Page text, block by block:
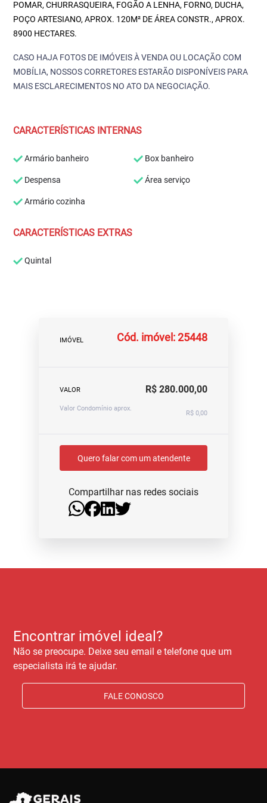
POMAR, CHURRASQUEIRA, FOGÃO A LENHA, FORNO, DUCHA,
POÇO ARTESIANO, APROX. 120M² DE ÁREA CONSTR., APROX.
8900 HECTARES.
CASO HAJA FOTOS DE IMÓVEIS À VENDA OU LOCAÇÃO COM
MOBÍLIA, NOSSOS CORRETORES ESTARÃO DISPONÍVEIS PARA
MAIS ESCLARECIMENTOS NO ATO DA NEGOCIAÇÃO.
CARACTERÍSTICAS INTERNAS
Armário banheiro Box banheiro
Despensa Área serviço
Armário cozinha
CARACTERÍSTICAS EXTRAS
Quintal
IMÓVEL Cód. imóvel: 25448
VALOR R$ 280.000,00
Valor Condomínio aprox.
R$ 0,00
Quero falar com um atendente
Compartilhar nas redes sociais
Encontrar imóvel ideal?
Não se preocupe. Deixe seu email e telefone que um
especialista irá te ajudar.
FALE CONOSCO